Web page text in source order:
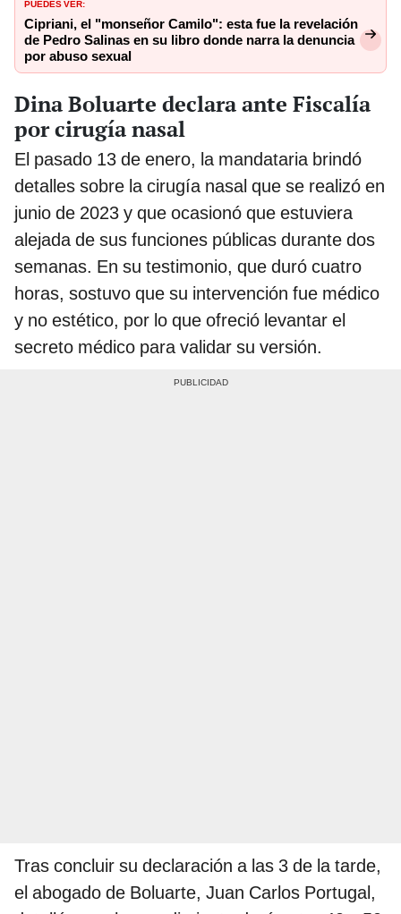
Cipriani, el "monseñor Camilo": esta fue la revelación
de Pedro Salinas en su libro donde narra la denuncia
por abuso sexual
Dina Boluarte declara ante Fiscalía
por cirugía nasal
El pasado 13 de enero, la mandataria brindó
detalles sobre la cirugía nasal que se realizó en
junio de 2023 y que ocasionó que estuviera
alejada de sus funciones públicas durante dos
semanas. En su testimonio, que duró cuatro
horas, sostuvo que su intervención fue médico
y no estético, por lo que ofreció levantar el
secreto médico para validar su versión.
Tras concluir su declaración a las 3 de la tarde,
el abogado de Boluarte, Juan Carlos Portugal,